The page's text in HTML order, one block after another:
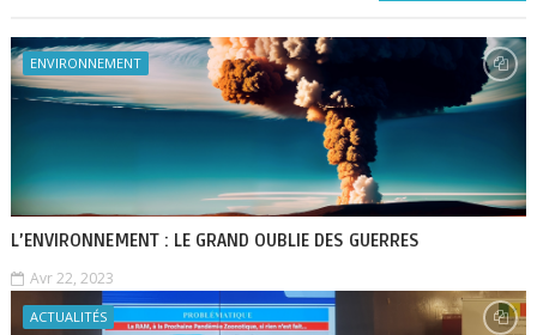
ENVIRONNEMENT
L’ENVIRONNEMENT : LE GRAND OUBLIE DES GUERRES
Avr 22, 2023
ACTUALITÉS